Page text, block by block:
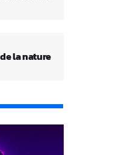
la nature